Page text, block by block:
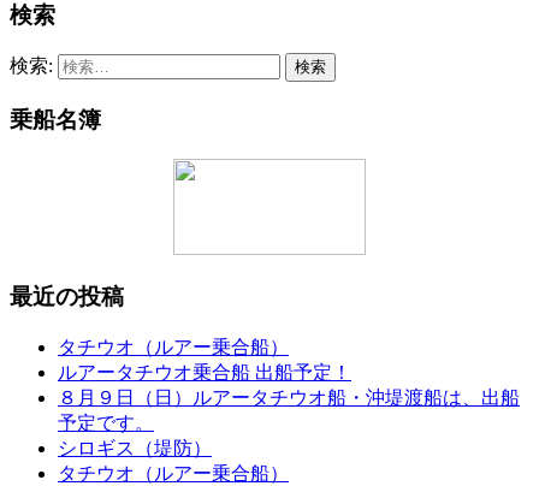
検索
検索:
乗船名簿
最近の投稿
タチウオ（ルアー乗合船）
ルアータチウオ乗合船 出船予定！
８月９日（日）ルアータチウオ船・沖堤渡船は、出船
予定です。
シロギス（堤防）
タチウオ（ルアー乗合船）